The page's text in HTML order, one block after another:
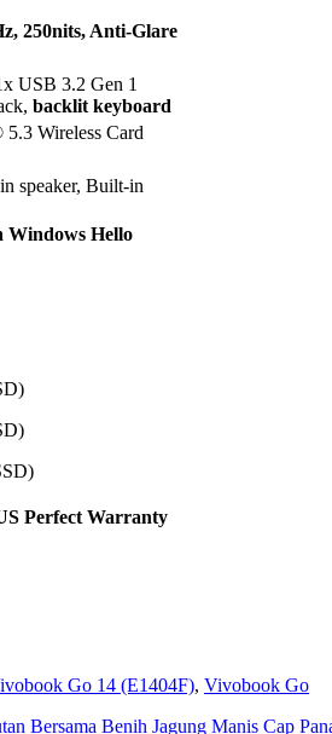
250nits, Anti-Glare
USB 3.2 Gen 1
backlit keyboard
Wireless Card
speaker, Built-in
Windows Hello
Perfect Warranty
Go 14 (E1404F), Vivobook Go
Bersama Benih Jagung Manis Cap